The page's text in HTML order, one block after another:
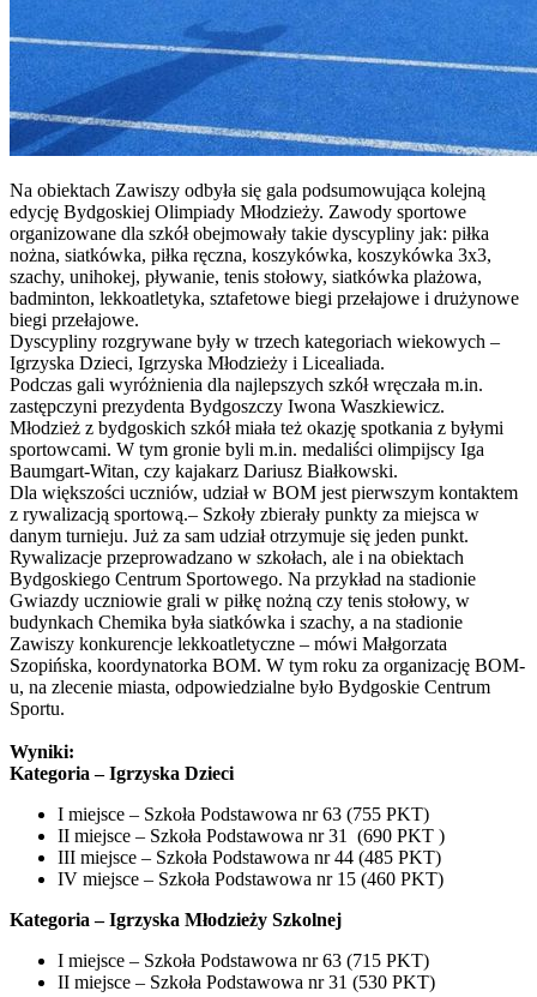
Na obiektach Zawiszy odbyła się gala podsumowująca kolejną
edycję Bydgoskiej Olimpiady Młodzieży. Zawody sportowe
organizowane dla szkół obejmowały takie dyscypliny jak: piłka
nożna, siatkówka, piłka ręczna, koszykówka, koszykówka 3x3,
szachy, unihokej, pływanie, tenis stołowy, siatkówka plażowa,
badminton, lekkoatletyka, sztafetowe biegi przełajowe i drużynowe
biegi przełajowe.
Dyscypliny rozgrywane były w trzech kategoriach wiekowych –
Igrzyska Dzieci, Igrzyska Młodzieży i Licealiada.
Podczas gali wyróżnienia dla najlepszych szkół wręczała m.in.
zastępczyni prezydenta Bydgoszczy Iwona Waszkiewicz.
Młodzież z bydgoskich szkół miała też okazję spotkania z byłymi
sportowcami. W tym gronie byli m.in. medaliści olimpijscy Iga
Baumgart-Witan, czy kajakarz Dariusz Białkowski.
Dla większości uczniów, udział w BOM jest pierwszym kontaktem
z rywalizacją sportową.– Szkoły zbierały punkty za miejsca w
danym turnieju. Już za sam udział otrzymuje się jeden punkt.
Rywalizacje przeprowadzano w szkołach, ale i na obiektach
Bydgoskiego Centrum Sportowego. Na przykład na stadionie
Gwiazdy uczniowie grali w piłkę nożną czy tenis stołowy, w
budynkach Chemika była siatkówka i szachy, a na stadionie
Zawiszy konkurencje lekkoatletyczne – mówi Małgorzata
Szopińska, koordynatorka BOM. W tym roku za organizację BOM-
u, na zlecenie miasta, odpowiedzialne było Bydgoskie Centrum
Sportu.
Wyniki:
Kategoria – Igrzyska Dzieci
I miejsce – Szkoła Podstawowa nr 63 (755 PKT)
II miejsce – Szkoła Podstawowa nr 31 (690 PKT )
III miejsce – Szkoła Podstawowa nr 44 (485 PKT)
IV miejsce – Szkoła Podstawowa nr 15 (460 PKT)
Kategoria – Igrzyska Młodzieży Szkolnej
I miejsce – Szkoła Podstawowa nr 63 (715 PKT)
II miejsce – Szkoła Podstawowa nr 31 (530 PKT)